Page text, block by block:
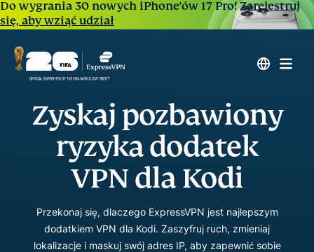
Do wygrania 30 nowych iPhone'ów 17 Pro!Zarejestruj
się, aby wziąć udział
Zyskaj pozbawiony
ryzyka dodatek
VPN dla Kodi
Przekonaj się, dlaczego ExpressVPN jest najlepszym
dodatkiem VPN dla Kodi. Zaszyfruj ruch, zmieniaj
lokalizacje i maskuj swój adres IP, aby zapewnić sobie